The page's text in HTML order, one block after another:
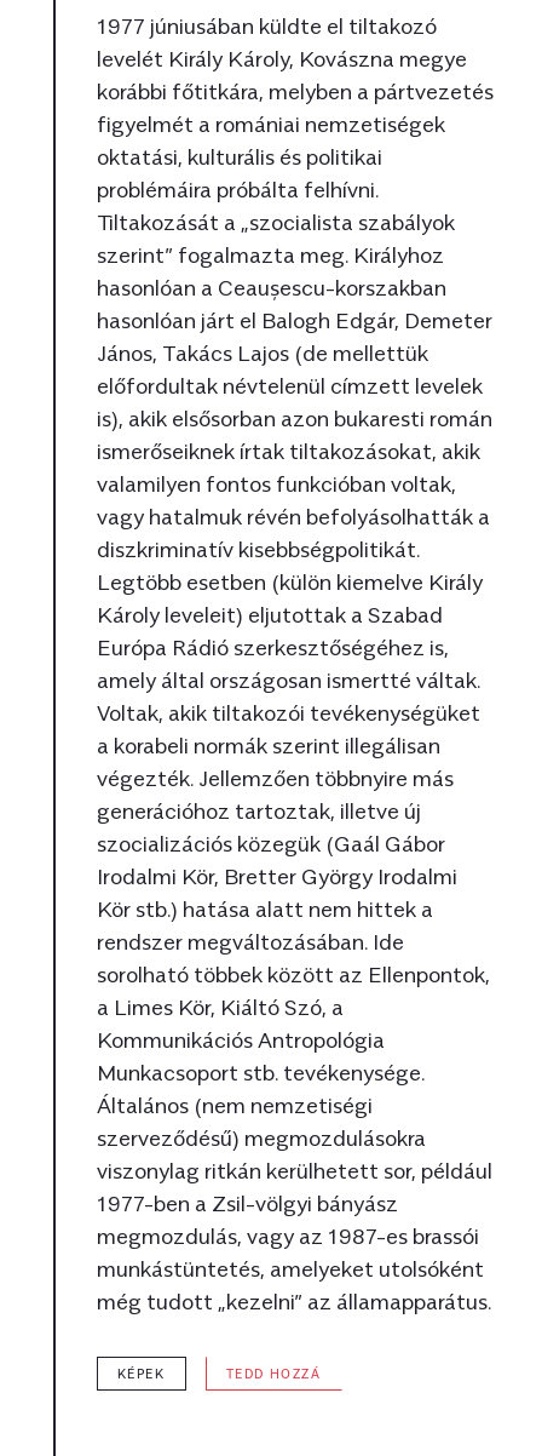
1977 júniusában küldte el tiltakozó
levelét Király Károly, Kovászna megye
korábbi főtitkára, melyben a pártvezetés
figyelmét a romániai nemzetiségek
oktatási, kulturális és politikai
problémáira próbálta felhívni.
Tiltakozását a „szocialista szabályok
szerint” fogalmazta meg. Királyhoz
hasonlóan a Ceaușescu-korszakban
hasonlóan járt el Balogh Edgár, Demeter
János, Takács Lajos (de mellettük
előfordultak névtelenül címzett levelek
is), akik elsősorban azon bukaresti román
ismerőseiknek írtak tiltakozásokat, akik
valamilyen fontos funkcióban voltak,
vagy hatalmuk révén befolyásolhatták a
diszkriminatív kisebbségpolitikát.
Legtöbb esetben (külön kiemelve Király
Károly leveleit) eljutottak a Szabad
Európa Rádió szerkesztőségéhez is,
amely által országosan ismertté váltak.
Voltak, akik tiltakozói tevékenységüket
a korabeli normák szerint illegálisan
végezték. Jellemzően többnyire más
generációhoz tartoztak, illetve új
szocializációs közegük (Gaál Gábor
Irodalmi Kör, Bretter György Irodalmi
Kör stb.) hatása alatt nem hittek a
rendszer megváltozásában. Ide
sorolható többek között az Ellenpontok,
a Limes Kör, Kiáltó Szó, a
Kommunikációs Antropológia
Munkacsoport stb. tevékenysége.
Általános (nem nemzetiségi
szerveződésű) megmozdulásokra
viszonylag ritkán kerülhetett sor, például
1977-ben a Zsil-völgyi bányász
megmozdulás, vagy az 1987-es brassói
munkástüntetés, amelyeket utolsóként
még tudott „kezelni” az államapparátus.
KÉPEK TEDD HOZZÁ